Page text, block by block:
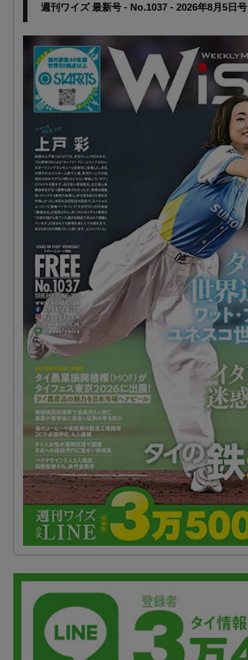
週刊ワイズ 最新号 - No.1037 - 2026年8月5日号